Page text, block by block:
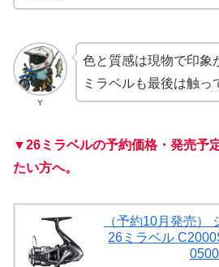
Y
色と質感は現物で印象
ミラベルも最後は触っ
▼26ミラベルの予約価格・発売予
たい方へ。
（予約10月発売）
26ミラベル